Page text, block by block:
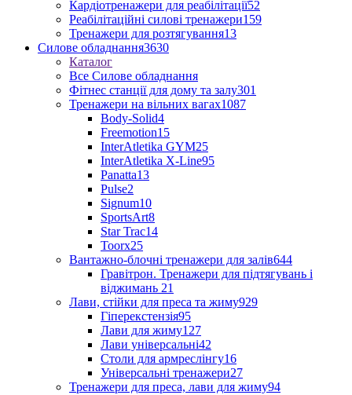
Кардіотренажери для реабілітації52
Реабілітаційні силові тренажери159
Тренажери для розтягування13
Силове обладнання3630
Каталог
Все Силове обладнання
Фітнес станції для дому та залу301
Тренажери на вільних вагах1087
Body-Solid4
Freemotion15
InterAtletika GYM25
InterAtletika X-Line95
Panatta13
Pulse2
Signum10
SportsArt8
Star Trac14
Toorx25
Вантажно-блочні тренажери для залів644
Гравітрон. Тренажери для підтягувань і
віджимань 21
Лави, стійки для преса та жиму929
Гіперекстензія95
Лави для жиму127
Лави універсальні42
Столи для армреслінгу16
Універсальні тренажери27
Тренажери для преса, лави для жиму94